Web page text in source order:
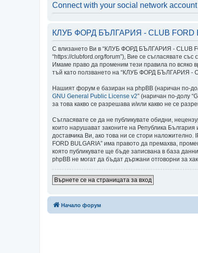
Connect with your social network account
КЛУБ ФОРД БЪЛГАРИЯ - CLUB FORD
С влизането Ви в “КЛУБ ФОРД БЪЛГАРИЯ - CLUB
“https://clubford.org/forum”), Вие се съгласявате
Имаме право да променим тези правила по всяко
тъй като ползването на “КЛУБ ФОРД БЪЛГАРИЯ -
Нашият форум е базиран на phpBB (наричан по-
GNU General Public License v2” (наричан по-долу
за това какво се разрешава и/или какво не се
Съгласявате се да не публикувате обидни,
които нарушават законите на Република
доставчика Ви, ако това ни се стори
FORD BULGARIA” има правото да премахва,
която публикувате ще бъде записвана в база
phpBB не могат да бъдат държани отговорни за
Върнете се на страницата за вход
Начало форум